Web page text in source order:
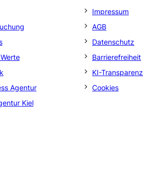
Agentur
Kiel
Impressum
AGB
Datenschutz
Barrierefreiheit
KI-Transparenz
Cookies